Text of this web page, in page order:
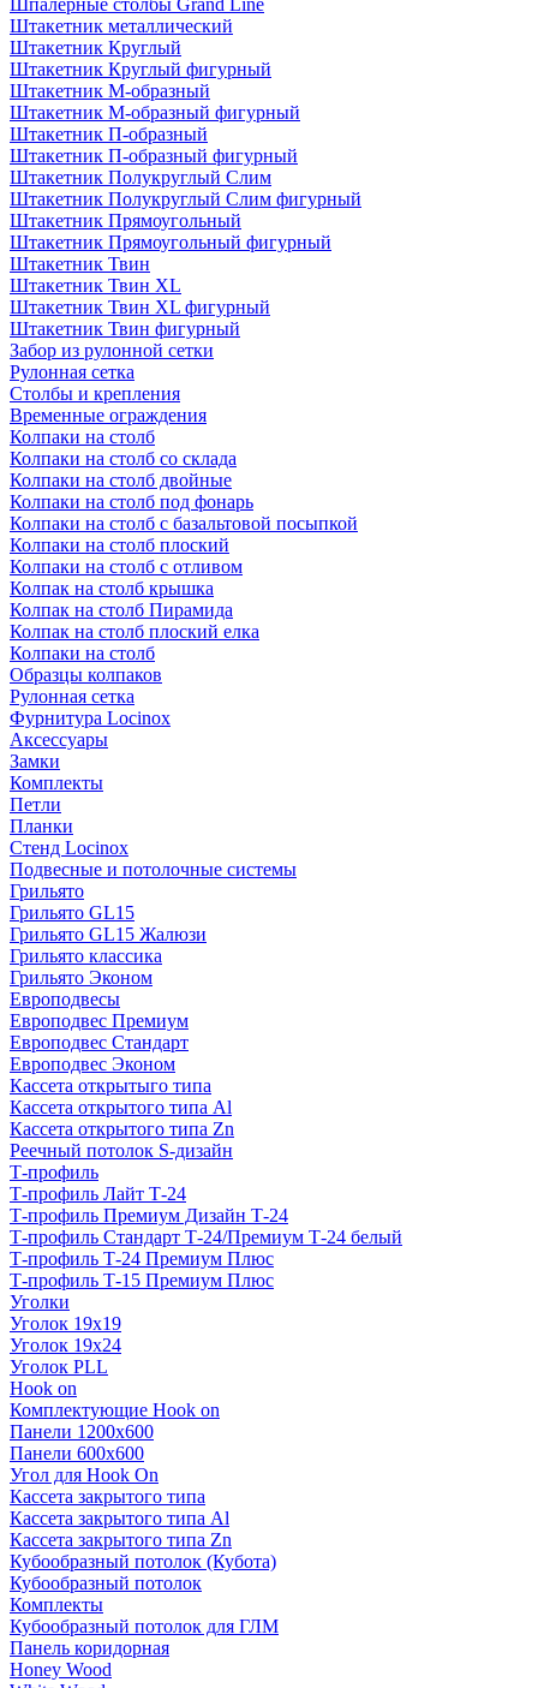
Шпалерные столбы Grand Line
Штакетник металлический
Штакетник Круглый
Штакетник Круглый фигурный
Штакетник М-образный
Штакетник М-образный фигурный
Штакетник П-образный
Штакетник П-образный фигурный
Штакетник Полукруглый Слим
Штакетник Полукруглый Слим фигурный
Штакетник Прямоугольный
Штакетник Прямоугольный фигурный
Штакетник Твин
Штакетник Твин XL
Штакетник Твин XL фигурный
Штакетник Твин фигурный
Забор из рулонной сетки
Рулонная сетка
Столбы и крепления
Временные ограждения
Колпаки на столб
Колпаки на столб со склада
Колпаки на столб двoйные
Колпаки на столб под фонарь
Колпаки на столб с базальтовой посыпкой
Колпаки на столб плоский
Колпаки на столб с отливом
Колпак на столб крышка
Колпак на столб Пирамида
Колпак на столб плоский елка
Колпаки на столб
Образцы колпаков
Рулонная сетка
Фурнитура Locinox
Аксессуары
Замки
Комплекты
Петли
Планки
Стенд Locinox
Подвесные и потолочные системы
Грильято
Грильято GL15
Грильято GL15 Жалюзи
Грильято классика
Грильято Эконом
Европодвесы
Европодвес Премиум
Европодвес Стандарт
Европодвес Эконом
Кассета открытыго типа
Кассета открытого типа Al
Кассета открытого типа Zn
Реечный потолок S-дизайн
Т-профиль
Т-профиль Лайт Т-24
Т-профиль Премиум Дизайн Т-24
Т-профиль Стандарт Т-24/Премиум Т-24 белый
Т-профиль Т-24 Премиум Плюс
Т-профиль Т-15 Премиум Плюс
Уголки
Уголок 19х19
Уголок 19х24
Уголок PLL
Hook on
Комплектующие Hook on
Панели 1200х600
Панели 600х600
Угол для Hook On
Кассета закрытого типа
Кассета закрытого типа Al
Кассета закрытого типа Zn
Кубообразный потолок (Кубота)
Кубообразный потолок
Комплекты
Кубообразный потолок для ГЛМ
Панель коридорная
Honey Wood